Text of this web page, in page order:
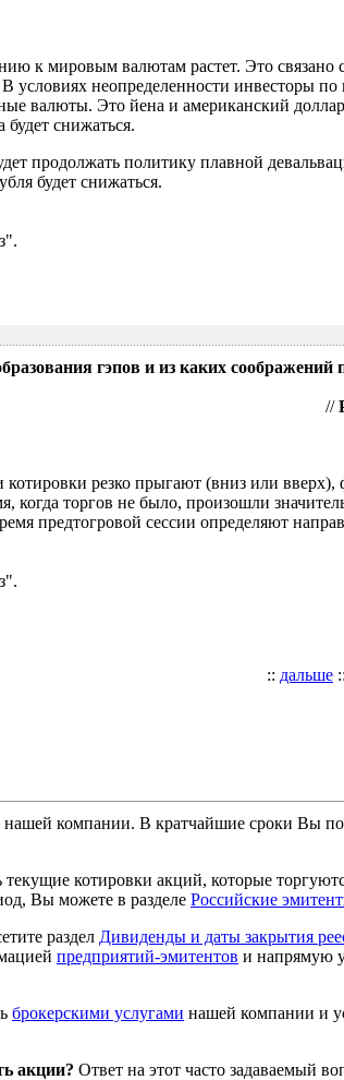
к мировым валютам растет. Это связано
неопределенности инвесторы по
валюты. Это йена и американский
снижаться.
продолжать политику плавной
будет снижаться.
гэпов и из каких соображений
//
котировки резко прыгают (вниз или вверх),
когда торгов не было, произошли
предтогровой сессии определяют
:: дальше ::
нашей компании. В кратчайшие сроки Вы
текущие котировки акций, которые
Вы можете в разделе Российские
раздел Дивиденды и даты закрытия
предприятий-эмитентов и напрямую
брокерскими услугами нашей компании и
акции? Ответ на этот часто задаваемый